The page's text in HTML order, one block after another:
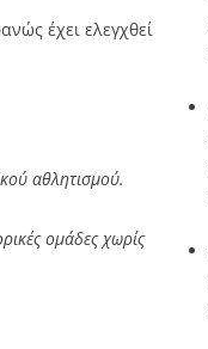
έχει ελεγχθεί
αθλητισμού.
ομάδες χωρίς